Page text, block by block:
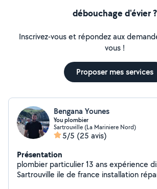
débouchage d'évier ?
Inscrivez-vous et répondez aux
vous !
Proposer mes services
Bengana Younes
You plombier
Sartrouville (La Mariniere Nord)
5/5 (25 avis)
Présentation
plombier particulier 13 ans expérience disponible 7j7j
Sartrouville ile de france installation réparation